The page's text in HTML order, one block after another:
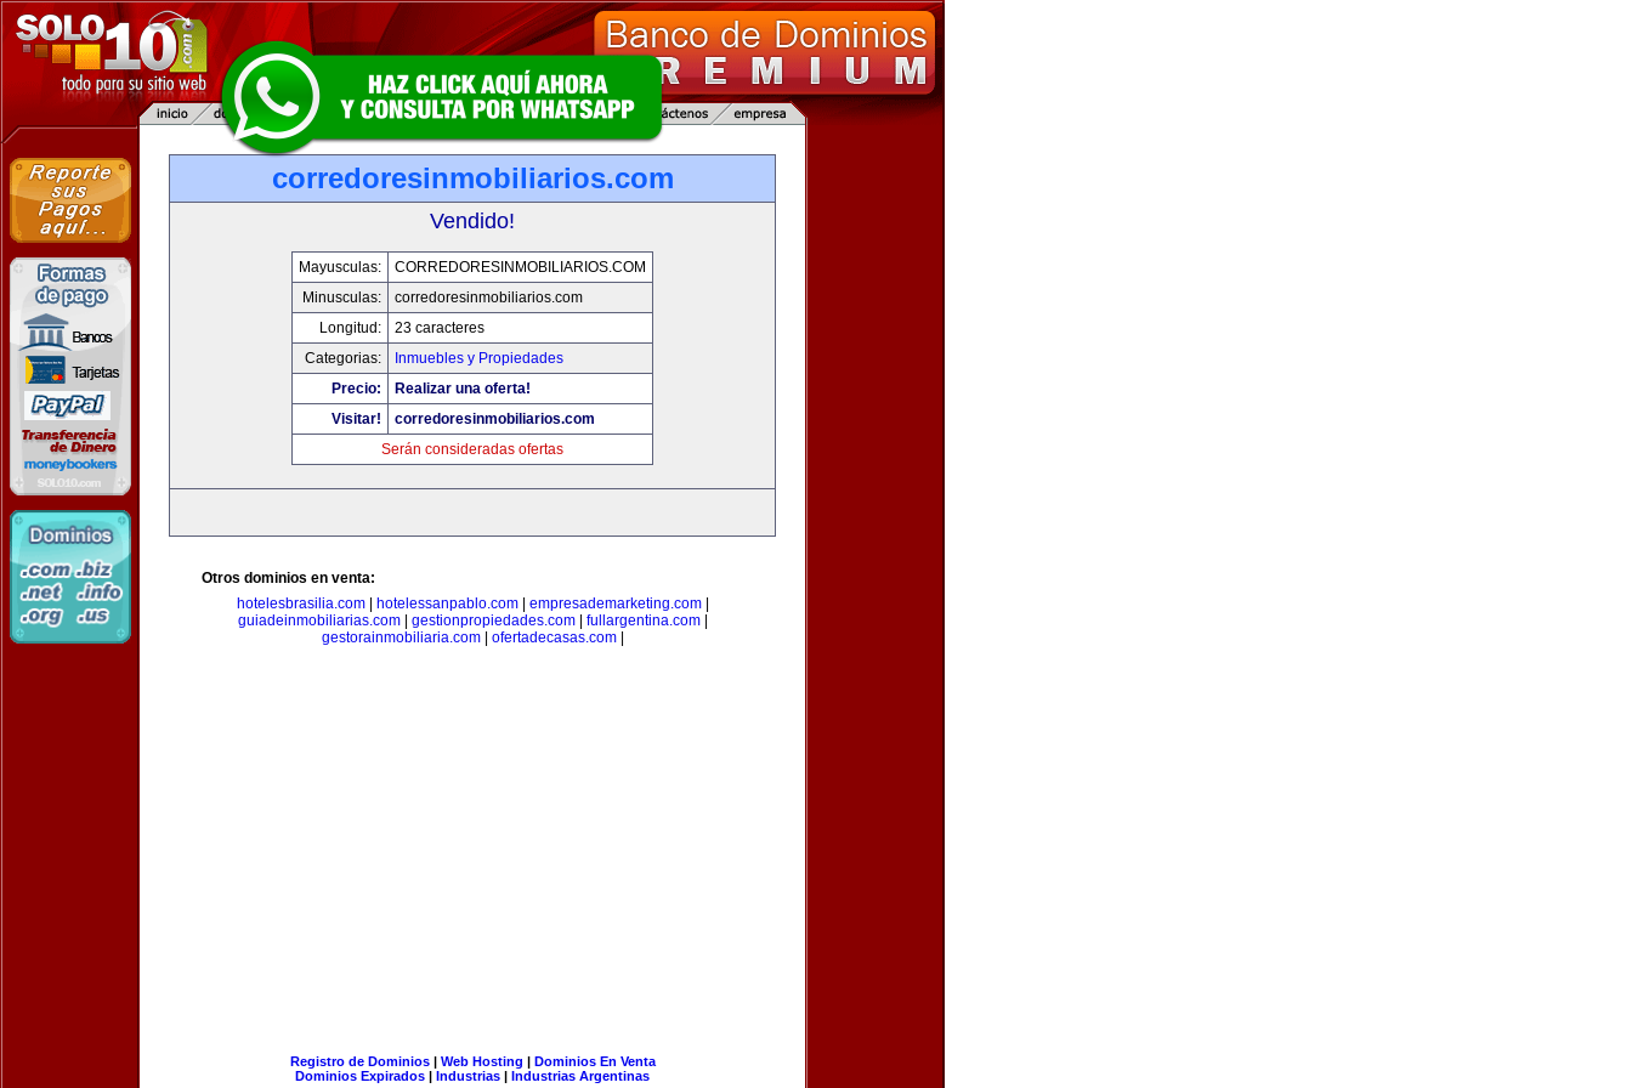
corredoresinmobiliarios.com
Vendido!
Mayusculas:
CORREDORESINMOBILIARIOS.COM
Minusculas:
corredoresinmobiliarios.com
Longitud:
23 caracteres
Categorias:
Inmuebles y Propiedades
Precio:
Realizar una oferta!
Visitar!
corredoresinmobiliarios.com
Serán consideradas ofertas
Otros dominios en venta:
hotelesbrasilia.com| hotelessanpablo.com| empresademarketing.com|
guiadeinmobiliarias.com| gestionpropiedades.com| fullargentina.com|
gestorainmobiliaria.com| ofertadecasas.com|
Registro de Dominios| Web Hosting | Dominios En Venta
Dominios Expirados | Industrias | Industrias Argentinas